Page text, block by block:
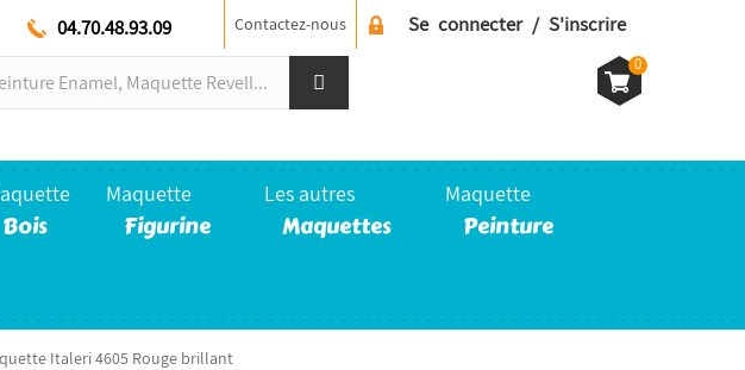
Se connecter / S'inscrire
Contactez-nous
04.70.48.93.09
0
Bois
Maquette
Figurine
Les autres
Maquettes
Maquette
Peinture
Italeri 4605 Rouge brillant